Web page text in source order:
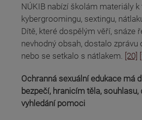
NÚKIB nabízí školám materiály
kybergroomingu, sextingu,
Dítě, které dospělým věří, snáze
nevhodný obsah, dostalo zprávu
nebo se setkalo s nátlakem. [20]
Ochranná sexuální edukace má
bezpečí, hranicím těla, souhlasu,
vyhledání pomoci